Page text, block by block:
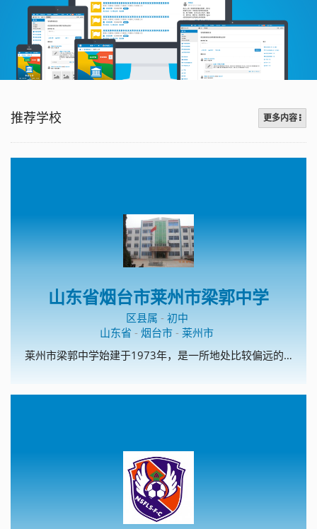
更多内容
推荐学校
山东省烟台市莱州市梁郭中学
区县属 - 初中
山东省 - 烟台市 - 莱州市
莱州市梁郭中学始建于1973年，是一所地处比较偏远的农村学校。现有教职工50人，10个教学班。学校是烟台市规范化学校，烟台市电化教育示范校，莱州市安全文明校园，先后多次获得“莱州市教书育人先进单位”、“莱州市教学工作先进单位”、“莱州市德育工作先进单位”、“莱州市师德建设工作先进单位”等荣誉称号。 多年来，学校始终倡树的校风，的教风和的学风，以办人民满意的教育为宗旨，始终坚持德育为首，质量中心，重视教师队伍建设，促进教师专业成长，向科研要质量，向教改要成绩，积极探索农村学校特色办学之路，努力提高办学水平和效益。